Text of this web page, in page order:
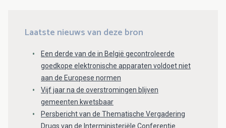
Laatste nieuws van deze bron
Een derde van de in België gecontroleerde
goedkope elektronische apparaten voldoet niet
aan de Europese normen
Vijf jaar na de overstromingen blijven
gemeenten kwetsbaar
Persbericht van de Thematische Vergadering
Drugs van de Interministeriële Conferentie